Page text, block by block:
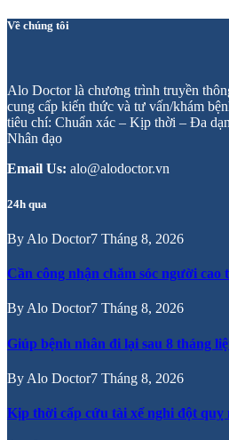
Về chúng tôi
Alo Doctor là chương trình truyền
cung cấp kiến thức và tư vấn/khám
tiêu chí: Chuẩn xác – Kịp thời – Đa
Nhân đạo
Email Us: alo@alodoctor.vn
24h qua
By Alo Doctor7 Tháng 8, 2026
Cần công nhận chăm sóc người cao
By Alo Doctor7 Tháng 8, 2026
Giúp bệnh nhân đi lại sau 8 tháng
By Alo Doctor7 Tháng 8, 2026
Kịp thời cấp cứu tài xế nghi đột quỵ